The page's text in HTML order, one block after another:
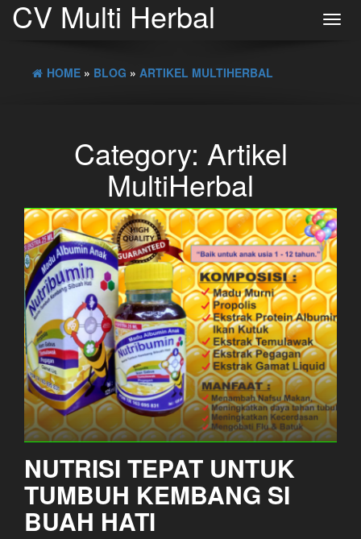
CV Multi Herbal
HOME » BLOG » ARTIKEL MULTIHERBAL
Category: Artikel
MultiHerbal
NUTRISI TEPAT UNTUK
TUMBUH KEMBANG SI
BUAH HATI